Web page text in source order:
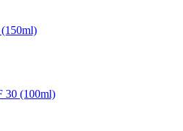
30 (100ml)